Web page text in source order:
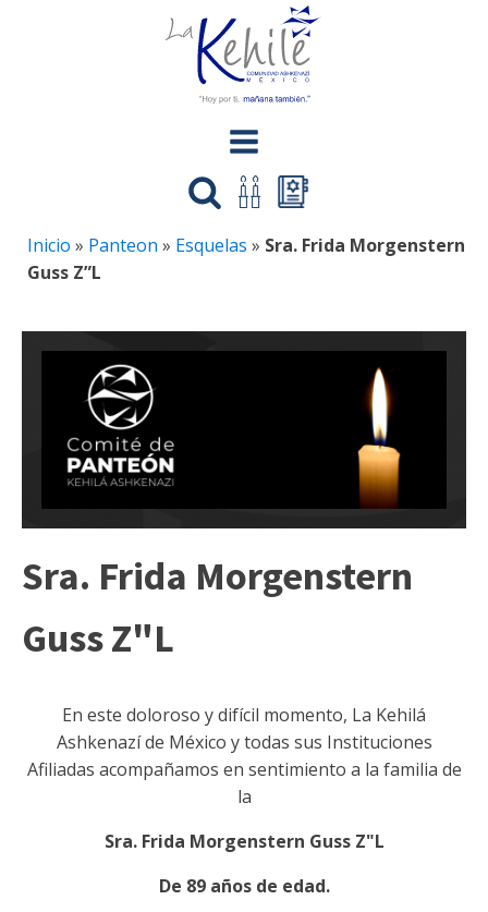
Inicio » Panteon » Esquelas » Sra. Frida Morgenstern
Guss Z”L
Sra. Frida Morgenstern
Guss Z"L
En este doloroso y difícil momento, La Kehilá
Ashkenazí de México y todas sus Instituciones
Afiliadas acompañamos en sentimiento a la familia de
la
Sra. Frida Morgenstern Guss Z"L
De 89 años de edad.